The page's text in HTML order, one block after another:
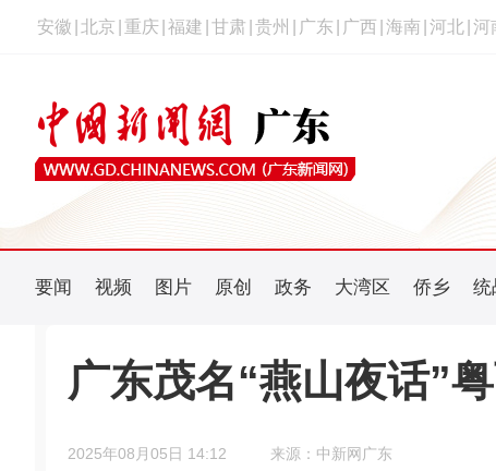
安徽 北京 重庆 福建 甘肃 贵州 广东 广西 海南 河北 河
要闻 视频 图片 原创 政务 大湾区 侨乡 统
广东茂名“燕山夜话”
2025年08月05日 14:12 来源：中新网广东